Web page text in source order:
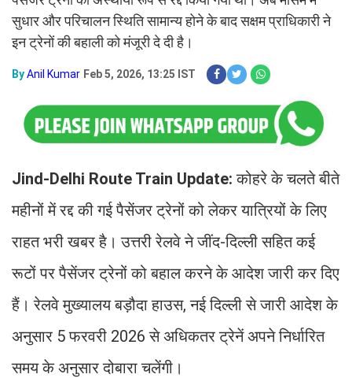
सुधार और परिचालन स्थिति सामान्य होने के बाद सक्षम प्राधिकारी ने
इन ट्रेनों की बहाली को मंजूरी दे दी है।
ByAnil Kumar Feb 5, 2026, 13:25 IST
Jind-Delhi Route Train Update:कोहरे के चलते बीते
महीनों में रद्द की गई पैसेंजर ट्रेनों को लेकर यात्रियों के लिए
राहत भरी खबर है। उत्तरी रेलवे ने जींद-दिल्ली सहित कई
रूटों पर पैसेंजर ट्रेनों को बहाल करने के आदेश जारी कर दिए
हैं। रेलवे मुख्यालय बड़ौदा हाउस, नई दिल्ली से जारी आदेश के
अनुसार 5 फरवरी 2026 से अधिकतर ट्रेनें अपने निर्धारित
समय के अनुसार दोबारा चलेंगी।